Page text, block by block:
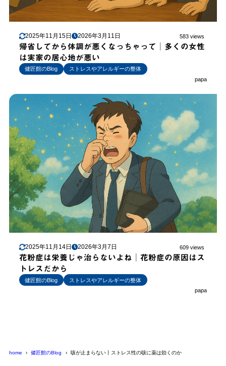
2025年11月15日 2026年3月11日 583 views
帰省してから体調が悪くなっちゃって│多くの女性
は実家の居心地が悪い
健匠館のBlog
ストレスやアレルギーの整体
papa
2025年11月14日 2026年3月7日 609 views
花粉症は栄養じゃ治らないよね│花粉症の原因はス
トレスだから
健匠館のBlog
ストレスやアレルギーの整体
papa
home 健匠館のBlog 咳が止まらない丨ストレス性の咳に薬は効くのか